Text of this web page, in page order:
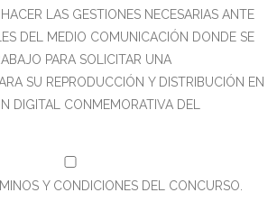
LAS GESTIONES NECESARIAS ANTE
DEL MEDIO COMUNICACIÓN DONDE SE
PARA SOLICITAR UNA
SU REPRODUCCIÓN Y DISTRIBUCIÓN EN
DIGITAL CONMEMORATIVA DEL
Y CONDICIONES DEL CONCURSO.